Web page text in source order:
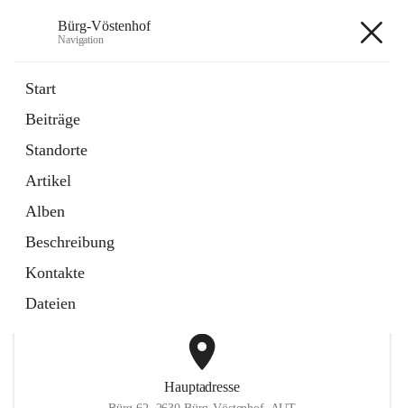
Bürg-Vöstenhof
Navigation
Start
Beiträge
Standorte
Artikel
Alben
Beschreibung
Kontakte
Dateien
Externe Webseite
in
Tab
Bürgerservice
öffnet
in
neuem
Tab
Hauptadresse